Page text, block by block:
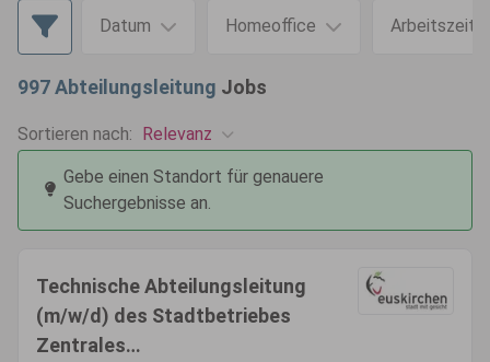
Datum Homeoffice Arbeitszeit
997Abteilungsleitung Jobs
Sortieren nach: Relevanz
Gebe einen Standort für genauere
Suchergebnisse an.
Technische Abteilungsleitung
(m/w/d) des Stadtbetriebes
Zentrales